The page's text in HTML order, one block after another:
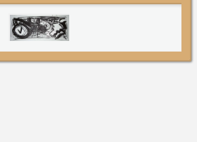
Keats“ von Ellen Fuhr öffnen